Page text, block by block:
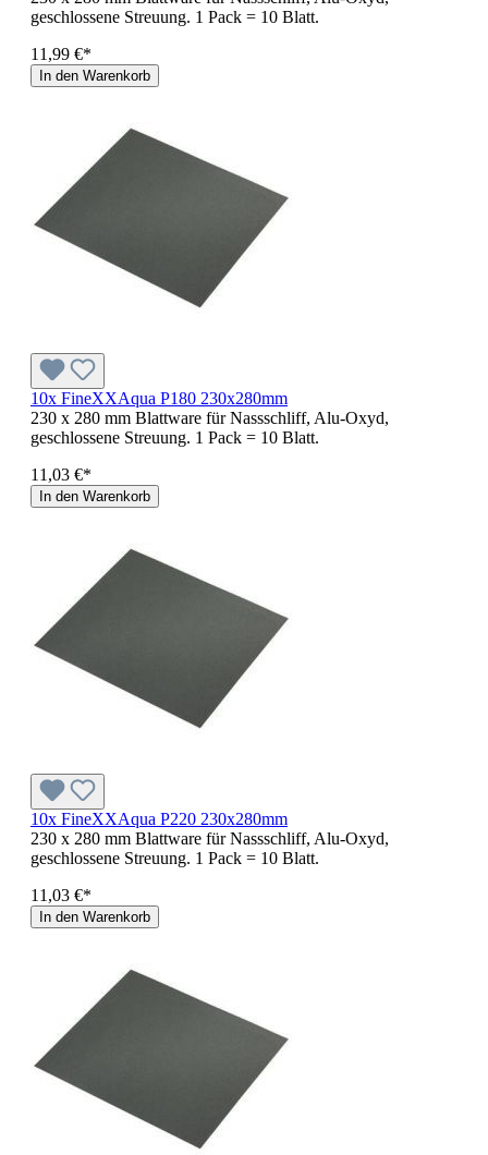
geschlossene Streuung. 1 Pack = 10 Blatt.
11,99 €*
In den Warenkorb
10x FineXXAqua P180 230x280mm
230 x 280 mm Blattware für Nassschliff, Alu-Oxyd,
geschlossene Streuung. 1 Pack = 10 Blatt.
11,03 €*
In den Warenkorb
10x FineXXAqua P220 230x280mm
230 x 280 mm Blattware für Nassschliff, Alu-Oxyd,
geschlossene Streuung. 1 Pack = 10 Blatt.
11,03 €*
In den Warenkorb